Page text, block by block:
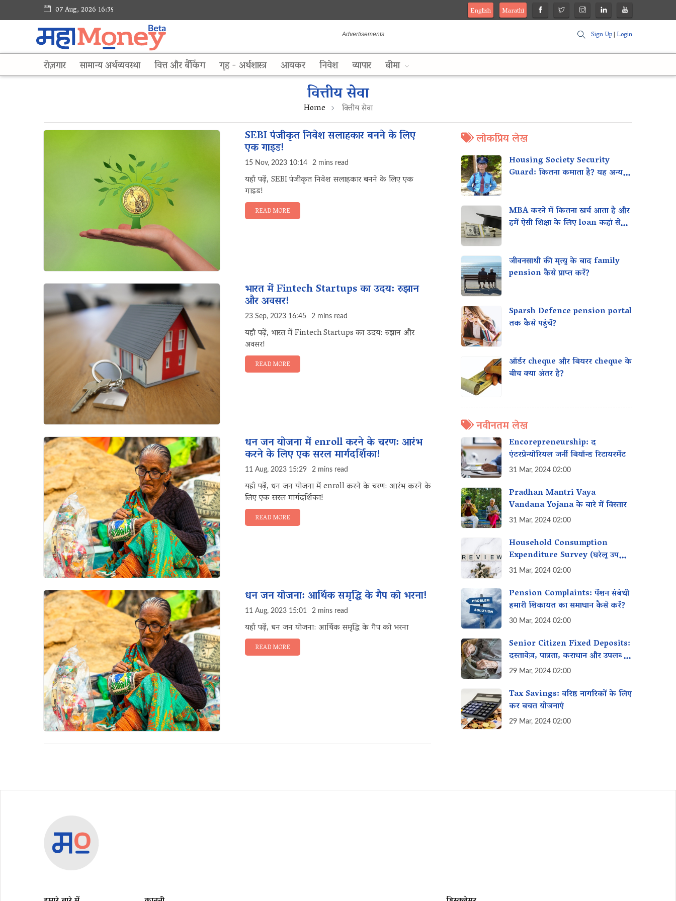
07 Aug, 2026 16:35 English
Marathi
Sign Up|Login
रोज़गार सामान्य अर्थव्यवस्था वित्त और बैंकिंग गृह - अर्थशास्त्र आयकर निवेश व्यापार बीमा
वित्तीय सेवा
Home वित्तीय सेवा
SEBI पंजीकृत निवेश सलाहकार बनने के लिए
एक गाइड!
15 Nov, 2023 10:14 2 mins read
यहाँ पढ़ें, SEBI पंजीकृत निवेश सलाहकार बनने के लिए एक
गाइड!
READ MORE
भारत में Fintech Startups का उदय: रुझान
और अवसर!
23 Sep, 2023 16:45 2 mins read
यहाँ पढ़ें, भारत में Fintech Startups का उदय: रुझान और
अवसर!
READ MORE
धन जन योजना में enroll करने के चरण: आरंभ
करने के लिए एक सरल मार्गदर्शिका!
11 Aug, 2023 15:29 2 mins read
यहाँ पढ़ें, धन जन योजना में enroll करने के चरण: आरंभ करने के
लिए एक सरल मार्गदर्शिका!
READ MORE
धन जन योजना: आर्थिक समृद्धि के गैप को भरना!
11 Aug, 2023 15:01 2 mins read
यहाँ पढ़ें, धन जन योजना: आर्थिक समृद्धि के गैप को भरना
READ MORE
लोकप्रिय लेख
Housing Society Security
Guard: कितना कमाता है? यह अन्य
MBA करने में कितना खर्च आता है और
हमें ऐसी शिक्षा के लिए loan कहां से
जीवनसाथी की मृत्यु के बाद family
pension कैसे प्राप्त करें?
Sparsh Defence pension portal
तक कैसे पहुंचें?
ऑर्डर cheque और बियरर cheque के
बीच क्या अंतर है?
नवीनतम लेख
Encorepreneurship: द
एंटरप्रेन्योरियल जर्नी बियॉन्ड रिटायरमेंट
31 Mar, 2024 02:00
Pradhan Mantri Vaya
Vandana Yojana के बारे में विस्तार
31 Mar, 2024 02:00
Household Consumption
Expenditure Survey (घरेलू उपभोग
व्यय सर्वेक्षण) क्या है?
31 Mar, 2024 02:00
Pension Complaints: पेंशन संबंधी
हमारी शिकायत का समाधान कैसे करें?
30 Mar, 2024 02:00
Senior Citizen Fixed Deposits:
दस्तावेज़, पात्रता, कराधान और उपलब्ध
विकल्प
29 Mar, 2024 02:00
Tax Savings: वरिष्ठ नागरिकों के लिए
कर बचत योजनाएं
29 Mar, 2024 02:00